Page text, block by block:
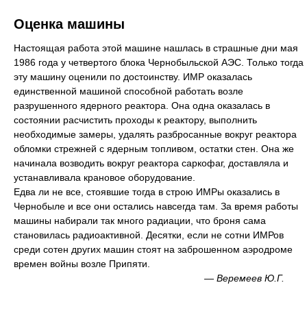
Оценка машины
Настоящая работа этой машине нашлась в страшные дни мая
1986 года у четвертого блока Чернобыльской АЭС. Только тогда
эту машину оценили по достоинству. ИМР оказалась
единственной машиной способной работать возле
разрушенного ядерного реактора. Она одна оказалась в
состоянии расчистить проходы к реактору, выполнить
необходимые замеры, удалять разбросанные вокруг реактора
обломки стрежней с ядерным топливом, остатки стен. Она же
начинала возводить вокруг реактора саркофаг, доставляла и
устанавливала крановое оборудование.
Едва ли не все, стоявшие тогда в строю ИМРы оказались в
Чернобыле и все они остались навсегда там. За время работы
машины набирали так много радиации, что броня сама
становилась радиоактивной. Десятки, если не сотни ИМРов
среди сотен других машин стоят на заброшенном аэродроме
времен войны возле Припяти.
— Веремеев Ю.Г.